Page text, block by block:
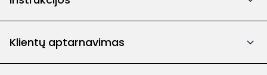
Klientų aptarnavimas